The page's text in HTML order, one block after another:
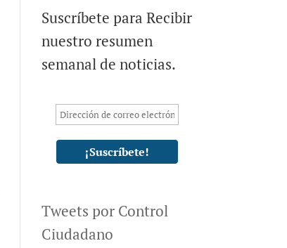
Suscríbete para Recibir
nuestro resumen
semanal de noticias.
Tweets por Control
Ciudadano